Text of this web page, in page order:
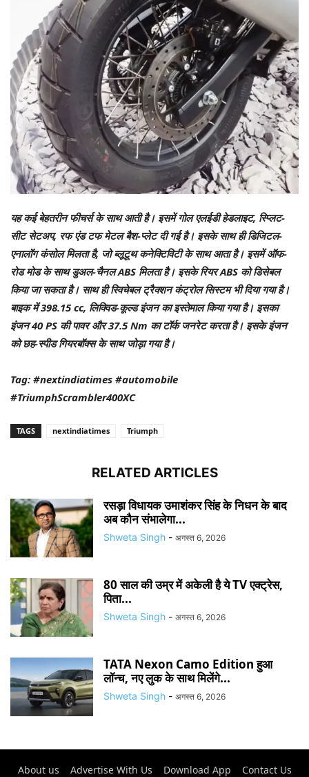
यह कई बेहतरीन फीचर्स के साथ आती है। इसमें गोल एलईडी हेडलाइट, स्प्लिट-
सीट सेटअप, रफ एंड टफ मेटल बैश-प्लेट दी गई है। इसके साथ ही डिजिटल-
एनालॉग कंसोल मिलता है, जो ब्लूटूथ कनेक्टिविटी के साथ आता है। इसमें ऑफ-
रोड मोड के साथ डुअल-चैनल ABS मिलता है। इसके रियर ABS को डिसेबल
किया जा सकता है। साथ ही स्विचेबल ट्रैक्शन कंट्रोल सिस्टम भी दिया गया है।
बाइक में 398.15 cc, लिक्विड-कूल्ड इंजन का इस्तेमाल किया गया है। इसका
इंजन 40 PS की पावर और 37.5 Nm का टॉर्क जनरेट करता है। इसके इंजन
को छह-स्पीड गियरबॉक्स के साथ जोड़ा गया है।
Tag: #nextindiatimes #automobile
#TriumphScrambler400XC
TAGS nextindiatimes Triumph
RELATED ARTICLES
रसड़ा विधायक उमाशंकर सिंह के निधन के बाद
अब कौन संभालेगा...
Shweta Singh - अगस्त 6, 2026
80 साल की उम्र में अकेली है ये TV एक्ट्रेस,
पिता...
Shweta Singh - अगस्त 6, 2026
TATA Nexon Camo Edition हुआ
लॉन्च, नए लुक के साथ मिलेंगे...
Shweta Singh - अगस्त 6, 2026
About us Advertise With Us Download App Contact Us